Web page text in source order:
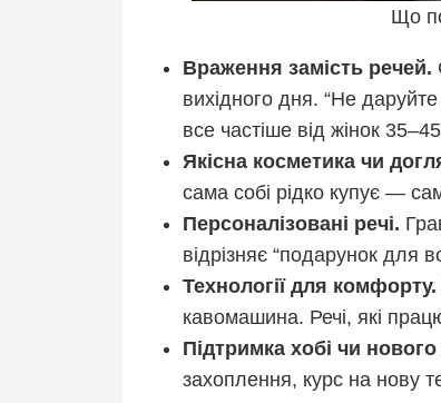
Що
Враження замість речей.
вихідного дня. “Не
все частіше від жінок
Якісна косметика чи
сама собі рідко купує —
Персоналізовані речі.
відрізняє “подарунок для
Технології для комфорту.
кавомашина. Речі, які
Підтримка хобі чи нового
захоплення, курс на нову